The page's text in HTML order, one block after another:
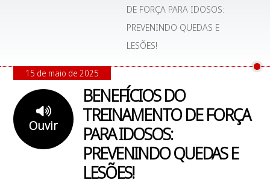
DE FORÇA PARA IDOSOS:
PREVENINDO QUEDAS E
LESÕES!
BENEFÍCIOS DO
TREINAMENTO DE FORÇA
PARA IDOSOS:
PREVENINDO QUEDAS E
LESÕES!
Ouvir
15 de maio de 2025